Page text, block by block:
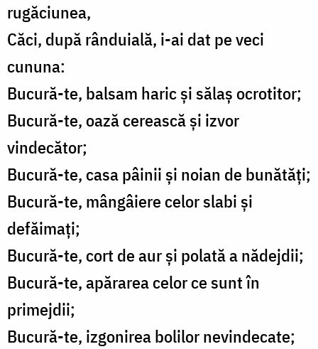
rugăciunea,
Căci, după rânduială, i-ai dat pe veci
cununa:
Bucură-te, balsam haric și sălaș ocrotitor;
Bucură-te, oază cerească și izvor
vindecător;
Bucură-te, casa pâinii și noian de bunătăți;
Bucură-te, mângâiere celor slabi și
defăimați;
Bucură-te, cort de aur și polată a nădejdii;
Bucură-te, apărarea celor ce sunt în
primejdii;
Bucură-te, izgonirea bolilor nevindecate;